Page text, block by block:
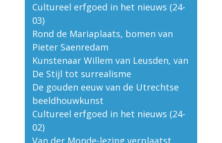
Cultureel erfgoed in het nieuws (24-
03)
Rond de Mariaplaats, bomen van
Pieter Saenredam
Kunstenaar Willem van Leusden, van
De Stijl tot surrealisme
De gouden eeuw van de Utrechtse
beeldhouwkunst
Cultureel erfgoed in het nieuws (24-
02)
Van der Monde-lezing verplaatst